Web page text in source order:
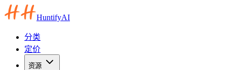
HuntifyAI
分类
定价
资源